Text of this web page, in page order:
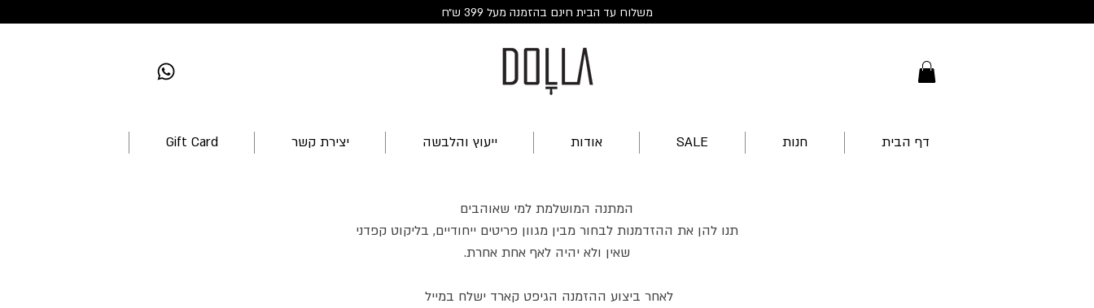
משלוח עד הבית חינם בהזמנה מעל 399 ש״ח
דף הבית חנות SALE אודות ייעוץ והלבשה יצירת קשר Gift Card
המתנה המושלמת למי שאוהבים
תנו להן את ההזדמנות לבחור מבין מגוון פריטים ייחודיים, בליקוט קפדני
שאין ולא יהיה לאף אחת אחרת.
לאחר ביצוע ההזמנה הגיפט קארד ישלח במייל